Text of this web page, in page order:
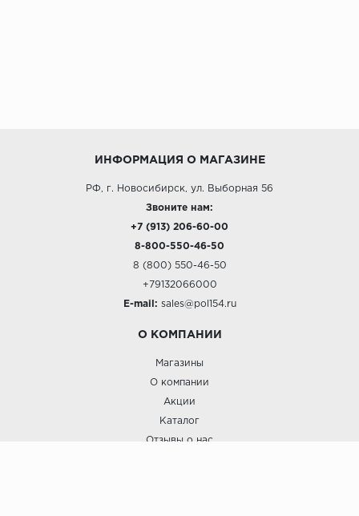
ИНФОРМАЦИЯ О МАГАЗИНЕ
РФ, г. Новосибирск, ул. Выборная 56
Звоните нам:
+7 (913) 206-60-00
8-800-550-46-50
8 (800) 550-46-50
+79132066000
E-mail: sales@pol154.ru
О КОМПАНИИ
Магазины
О компании
Акции
Каталог
Отзывы о нас